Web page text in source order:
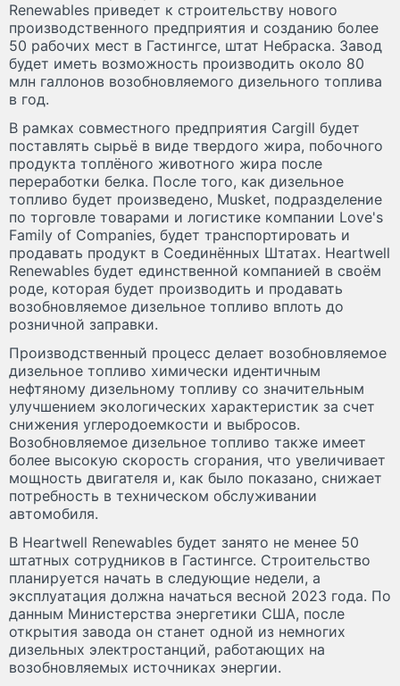
Renewables приведет к строительству нового
производственного предприятия и созданию более
50 рабочих мест в Гастингсе, штат Небраска. Завод
будет иметь возможность производить около 80
млн галлонов возобновляемого дизельного топлива
в год.
В рамках совместного предприятия Cargill будет
поставлять сырьё в виде твердого жира, побочного
продукта топлёного животного жира после
переработки белка. После того, как дизельное
топливо будет произведено, Musket, подразделение
по торговле товарами и логистике компании Love's
Family of Companies, будет транспортировать и
продавать продукт в Соединённых Штатах. Heartwell
Renewables будет единственной компанией в своём
роде, которая будет производить и продавать
возобновляемое дизельное топливо вплоть до
розничной заправки.
Производственный процесс делает возобновляемое
дизельное топливо химически идентичным
нефтяному дизельному топливу со значительным
улучшением экологических характеристик за счет
снижения углеродоемкости и выбросов.
Возобновляемое дизельное топливо также имеет
более высокую скорость сгорания, что увеличивает
мощность двигателя и, как было показано, снижает
потребность в техническом обслуживании
автомобиля.
В Heartwell Renewables будет занято не менее 50
штатных сотрудников в Гастингсе. Строительство
планируется начать в следующие недели, а
эксплуатация должна начаться весной 2023 года. По
данным Министерства энергетики США, после
открытия завода он станет одной из немногих
дизельных электростанций, работающих на
возобновляемых источниках энергии.